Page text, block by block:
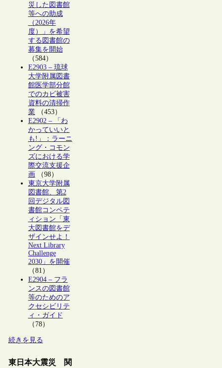
災した図書館
等への助成
（2026年
度）」を希望
する図書館の
募集を開始
（584）
E2903 – 琉球
大学附属図書
館医学部分館
でのカビ被害
資料の清掃作
業（453）
E2902 – 「わ
かっていいと
も!」：ラーニ
ング・コモン
ズにおける学
際交流支援企
画 （98）
東京大学附属
図書館、第2
回デジタル図
書館コンペテ
ィション「東
大図書館をデ
ザインせよ！
Next Library
Challenge
2030」を開催
（81）
E2904 – フラ
ンスの図書館
等のためのア
クセシビリテ
ィ・ガイド
（78）
続きを見る
東日本大震災 関